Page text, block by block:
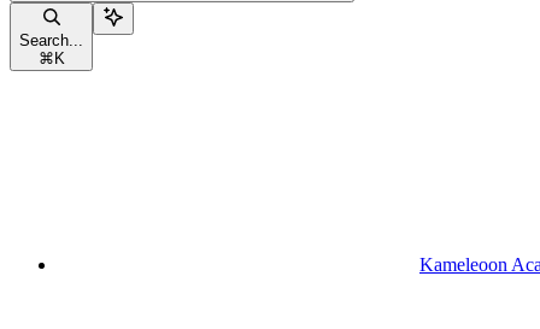
Search...
⌘ K
Kameleoon